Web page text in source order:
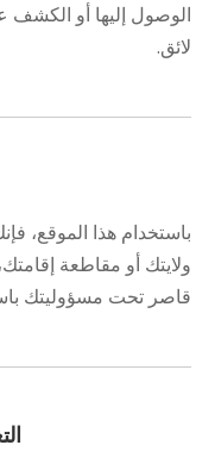
الوصول إليها أو الكشف
لائق.
باستخدام هذا الموقع،
ولايتك أو مقاطعة
قاصر تحت مسؤوليتك